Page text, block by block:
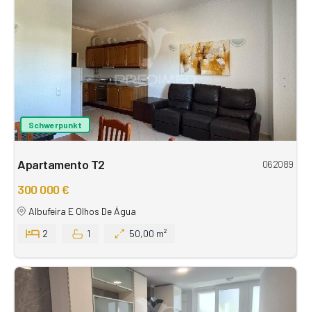
Schwerpunkt
Apartamento T2 062089
300 000 €
Albufeira E Olhos De Água
2
1 50,00 m²